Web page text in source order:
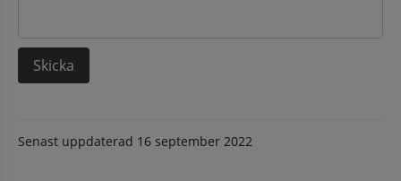
Senast uppdaterad 16 september 2022